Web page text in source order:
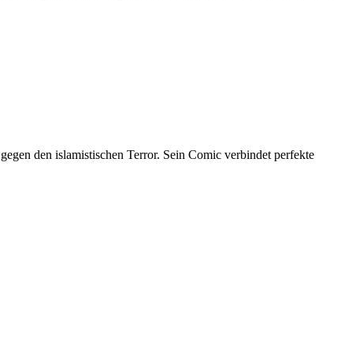
den islamistischen Terror. Sein Comic verbindet perfekte